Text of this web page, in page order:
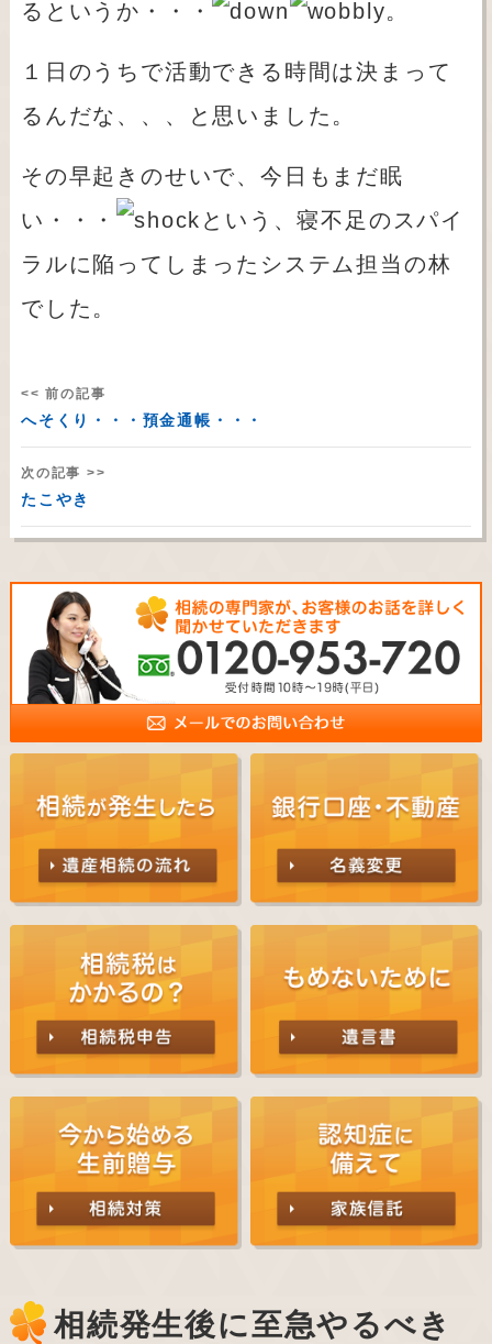
るというか・・・
。
１日のうちで活動できる時間は決まって
るんだな、、、と思いました。
その早起きのせいで、今日もまだ眠
い・・・
という、寝不足のスパイ
ラルに陥ってしまったシステム担当の林
でした。
<< 前の記事
へそくり・・・預金通帳・・・
次の記事 >>
たこやき
相続発生後に至急やるべき